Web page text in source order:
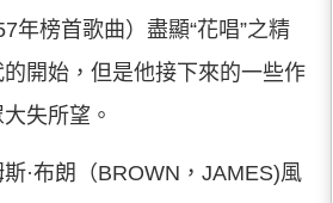
年榜首歌曲）盡顯“花唱”之精
開始，但是他接下來的一些作
失所望。
·布朗（BROWN，JAMES)風